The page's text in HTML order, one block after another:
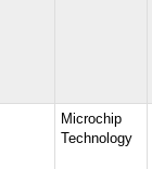
Microchip
Technology